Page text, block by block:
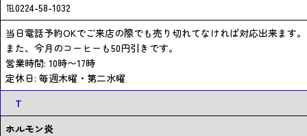
℡0224-58-1032
当日電話予約OKでご来店の際でも売り切れてなければ対応出来ます。
また、今月のコーヒーも50円引きです。
営業時間: 10時〜17時
定休日: 毎週木曜・第二水曜
T
ホルモン炎